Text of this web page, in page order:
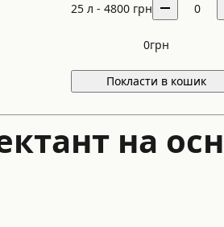
25 л - 4800 грн 0
0грн
Покласти в кошик
на